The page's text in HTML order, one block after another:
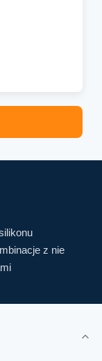
z nie